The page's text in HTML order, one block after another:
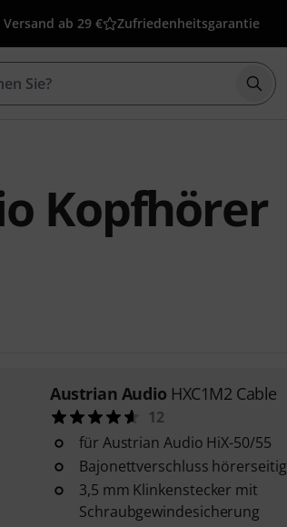
ab 29 € Zufriedenheitsgarantie
Kopfhörer
Austrian Audio HXC1M2 Cable
12
für Austrian Audio HiX-50/55
Bajonettverschluss hörerseitig
3,5 mm Klinkenstecker mit
Schraubgewindesicherung